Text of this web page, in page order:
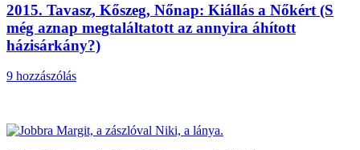
2015. Tavasz, Kőszeg, Nőnap: Kiállás a Nőkért (S
még aznap megtaláltatott az annyira áhított
házisárkány?)
9 hozzászólás